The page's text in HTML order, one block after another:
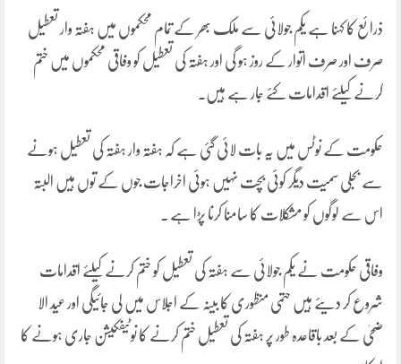
ذرائع کا کہنا ہے یکم جولائی سے ملک بھر کے تمام محکموں میں ہفتہ وار تعطیل
صرف اور صرف اتوار کے روز ہو گی اور ہفتہ کی تعطیل کو وفاقی محکموں میں ختم
کرنے کیلئے اقدامات کئے جار ہے ہیں۔
حکومت کے نوٹس میں یہ بات لائی گئی ہے کہ ہفتہ وار ہفتہ کی تعطیل ہونے
سے بجلی سمیت دیگر کوئی بچت نہیں ہوئی اخراجات جوں کے توں ہیں البتہ
اس سے لوگوں کو مشکلات کا سامنا کرنا پڑا ہے ۔
وفاقی حکومت نے یکم جولائی سے ہفتہ کی تعطیل کو ختم کرنے کیلئے اقدامات
شروع کر دیئے ہیں حتمی منظوری کا بینہ کے اجلاس میں لی جائیگی اور عید الا
ضحیٰ کے بعد باقاعدہ طور پر ہفتہ کی تعطیل ختم کرنے کا نوٹیفکیشن جاری ہونے کا